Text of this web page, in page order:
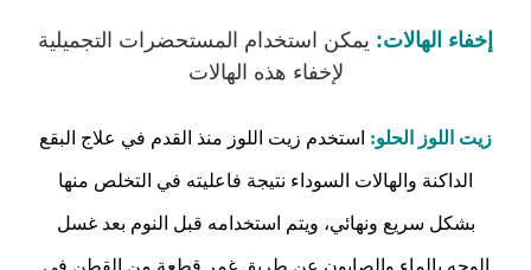
إخفاء الهالات: يمكن استخدام المستحضرات التجميلية
لإخفاء هذه الهالات
زيت اللوز الحلو: استخدم زيت اللوز منذ القدم في علاج البقع
الداكنة والهالات السوداء نتيجة فاعليته في التخلص منها
بشكل سريع ونهائي، ويتم استخدامه قبل النوم بعد غسل
الوجه بالماء والصابون عن طريق غمر قطعة من القطن في